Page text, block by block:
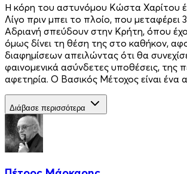
Η κόρη του αστυνόμου Κώστα Χαρίτου
Λίγο πριν μπει το πλοίο, που
Αδριανή σπεύδουν στην Κρήτη, όπου
όμως δίνει τη θέση της στο καθήκον,
διαφημίσεων απειλώντας ότι θα
φαινομενικά ασύνδετες υποθέσεις, της
αφετηρία. Ο Βασικός Μέτοχος είναι
Διάβασε περισσότερα